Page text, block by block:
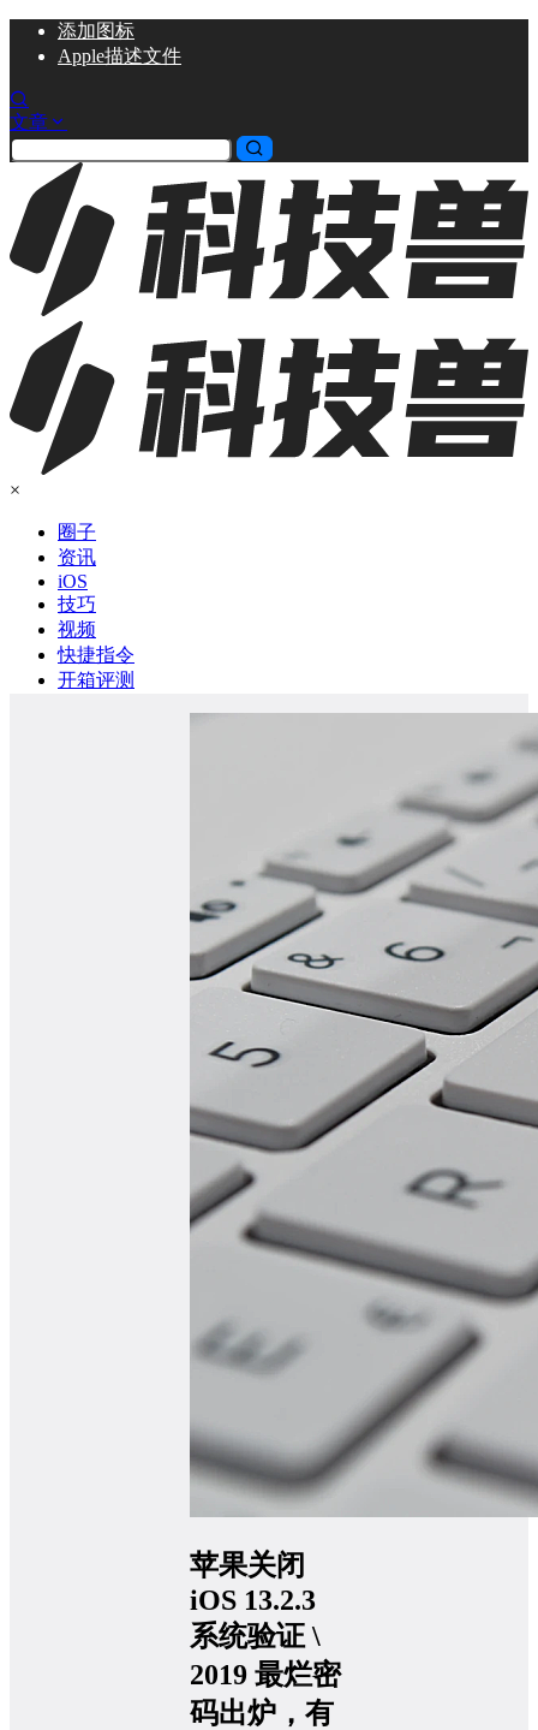
添加图标
Apple描述文件
文章
×
圈子
资讯
iOS
技巧
视频
快捷指令
开箱评测
苹果关闭
iOS 13.2.3
系统验证 \
2019 最烂密
码出炉，有